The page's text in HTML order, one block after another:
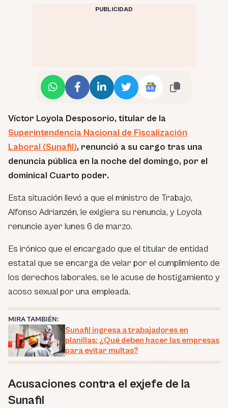
PUBLICIDAD
Víctor Loyola Desposorio, titular de la
Superintendencia Nacional de Fiscalización
Laboral (Sunafil), renunció a su cargo tras una
denuncia pública en la noche del domingo, por el
dominical Cuarto poder.
Esta situación llevó a que el ministro de Trabajo,
Alfonso Adrianzén, le exigiera su renuncia, y Loyola
renuncie ayer lunes 6 de marzo.
Es irónico que el encargado que el titular de entidad
estatal que se encarga de velar por el cumplimiento de
los derechos laborales, se le acuse de hostigamiento y
acoso sexual por una empleada.
MIRA TAMBIÉN:
Sunafil ingresa a trabajadores en
planillas: ¿Qué deben hacer las empresas
para evitar multas?
Acusaciones contra el exjefe de la
Sunafil